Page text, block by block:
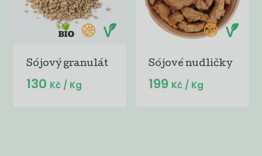
Sójový granulát
130 Kč / Kg
Sójové nudličky
199 Kč / Kg